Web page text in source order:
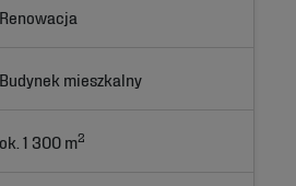
Renowacja
Budynek mieszkalny
ok. 1 300 m2